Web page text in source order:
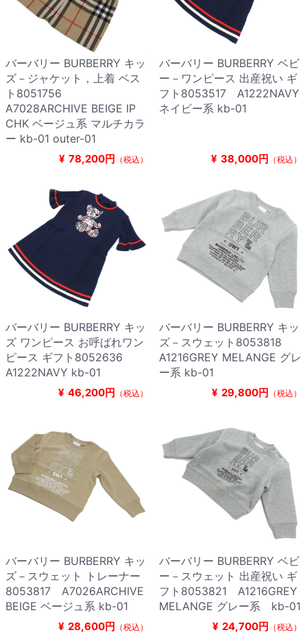
バーバリー BURBERRY キッ
ズ－ジャケット，上着 ベス
ト8051756
A7028ARCHIVE BEIGE IP
CHK ベージュ系 マルチカラ
ー kb-01 outer-01
¥ 78,200円 （税込）
バーバリー BURBERRY ベビ
ー－ワンピース 出産祝い ギ
フト8053517 A1222NAVY
ネイビー系 kb-01
¥ 38,000円 （税込）
バーバリー BURBERRY キッ
ズ ワンピース お呼ばれワン
ピース ギフト8052636
A1222NAVY kb-01
¥ 46,200円 （税込）
バーバリー BURBERRY キッ
ズ－スウェット8053818
A1216GREY MELANGE グレ
ー系 kb-01
¥ 29,800円 （税込）
バーバリー BURBERRY キッ
ズ－スウェット トレーナー
8053817 A7026ARCHIVE
BEIGE ベージュ系 kb-01
¥ 28,600円 （税込）
バーバリー BURBERRY ベビ
ー－スウェット 出産祝い ギ
フト8053821 A1216GREY
MELANGE グレー系 kb-01
¥ 24,700円 （税込）